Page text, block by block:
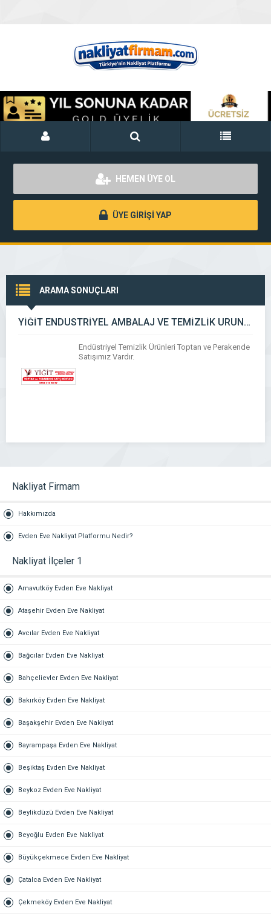
HEMEN ÜYE OL
ÜYE GİRİŞİ YAP
ARAMA SONUÇLARI
YİĞİT ENDÜSTRİYEL AMBALAJ VE TEMİZLİK ÜRÜNLERİ
Endüstriyel Temizlik Ürünleri Toptan ve Perakende
Satışımız Vardır.
Nakliyat Firmam
Hakkımızda
Evden Eve Nakliyat Platformu Nedir?
Nakliyat İlçeler 1
Arnavutköy Evden Eve Nakliyat
Ataşehir Evden Eve Nakliyat
Avcılar Evden Eve Nakliyat
Bağcılar Evden Eve Nakliyat
Bahçelievler Evden Eve Nakliyat
Bakırköy Evden Eve Nakliyat
Başakşehir Evden Eve Nakliyat
Bayrampaşa Evden Eve Nakliyat
Beşiktaş Evden Eve Nakliyat
Beykoz Evden Eve Nakliyat
Beylikdüzü Evden Eve Nakliyat
Beyoğlu Evden Eve Nakliyat
Büyükçekmece Evden Eve Nakliyat
Çatalca Evden Eve Nakliyat
Çekmeköy Evden Eve Nakliyat